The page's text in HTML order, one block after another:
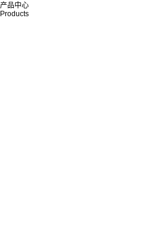
产品中心
Products